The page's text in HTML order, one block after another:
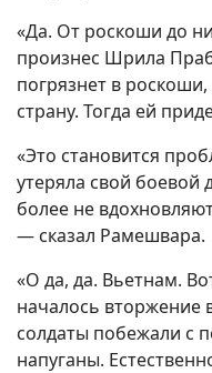
«Да. От роскоши до
произнес Шрила
погрязнет в
страну. Тогда ей
«Это становится
утеряла свой боевой
более не
— сказал Рамешвара.
«О да, да. Вьетнам.
началось вторжение
солдаты побежали с
напуганы.